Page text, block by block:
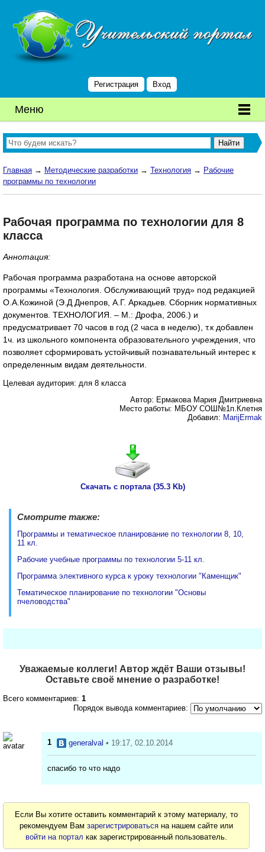
Регистрация Вход
Меню
Главная → Методические разработки → Технология → Рабочие
программы по технологии
Рабочая программа по технологии для 8
класса
Аннотация:
Рабочая программа разработана на основе авторской
программы «Технология. Обслуживающий труд» под редакцией
О.А.Кожиной (Э.Д Днепров, А.Г. Аркадьев. Сборник нормативных
документов. ТЕХНОЛОГИЯ. – М.: Дрофа, 2006.) и
предусматривает 70 часов в год (2 часа в неделю), т.к добавлен
1ч. из школьного компонента образовательного учреждения, что
позволяет сформировать устойчивый познавательный интерес к
определенным видам деятельности.
Целевая аудитория: для 8 класса
Автор: Ермакова Мария Дмитриевна
Место работы: МБОУ СОШ№1п.Клетня
Добавил: MarijErmak
Скачать с портала (35.3 Kb)
Смотрите также:
Программы и тематическое планирование по технологии 8, 10,
11 кл.
Рабочие учебные программы по технологии 5-11 кл.
Программа элективного курса к уроку технологии "Каменщик"
Тематическое планирование по технологии "Основы
пчеловодства"
Уважаемые коллеги! Автор ждёт Ваши отзывы!
Оставьте своё мнение о разработке!
Всего комментариев: 1
Порядок вывода комментариев:
1 generalval • 19:17, 02.10.2014
спасибо то что надо
Если Вы хотите оставить комментарий к этому материалу, то
рекомендуем Вамзарегистрироваться на нашем сайте или
войти на портал как зарегистрированный пользователь.